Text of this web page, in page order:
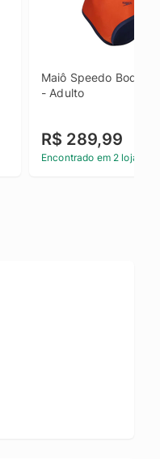
Maiô Speedo Body
- Adulto
R$ 289,99
Encontrado em 2 lojas